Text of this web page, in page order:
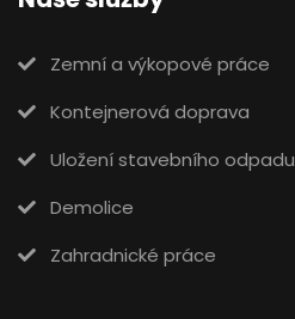
Zemní a výkopové práce
Kontejnerová doprava
Uložení stavebního odpadu
Demolice
Zahradnické práce